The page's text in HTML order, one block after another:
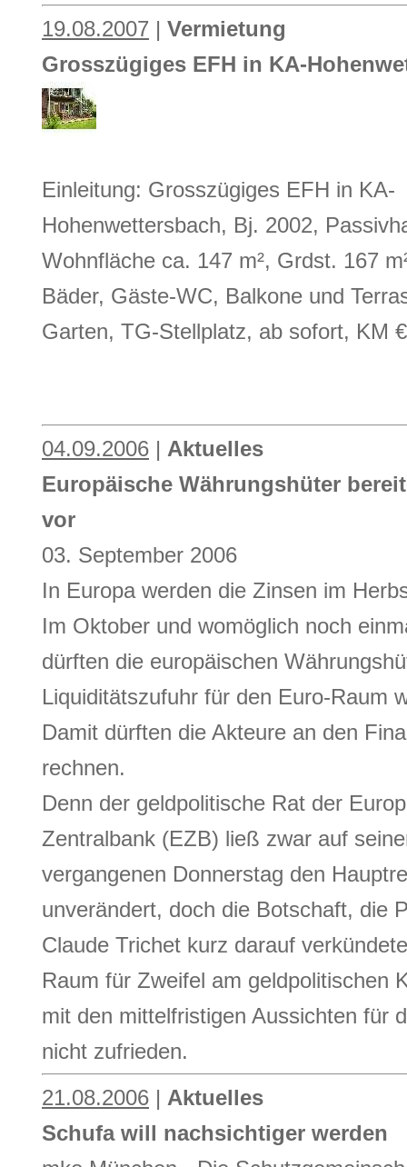
19.08.2007 | Vermietung
Grosszügiges EFH in KA-
Einleitung: Grosszügiges EFH in KA-
Hohenwettersbach, Bj. 2002,
Wohnfläche ca. 147 m², Grdst. 167
Bäder, Gäste-WC, Balkone und
Garten, TG-Stellplatz, ab sofort, KM
04.09.2006 | Aktuelles
Europäische Währungshüter
vor
03. September 2006
In Europa werden die Zinsen im
Im Oktober und womöglich noch
dürften die europäischen
Liquiditätszufuhr für den Euro-Raum
Damit dürften die Akteure an den
rechnen.
Denn der geldpolitische Rat der
Zentralbank (EZB) ließ zwar auf
vergangenen Donnerstag den
unverändert, doch die Botschaft, die
Claude Trichet kurz darauf
Raum für Zweifel am geldpolitischen
mit den mittelfristigen Aussichten für
nicht zufrieden.
21.08.2006 | Aktuelles
Schufa will nachsichtiger werden